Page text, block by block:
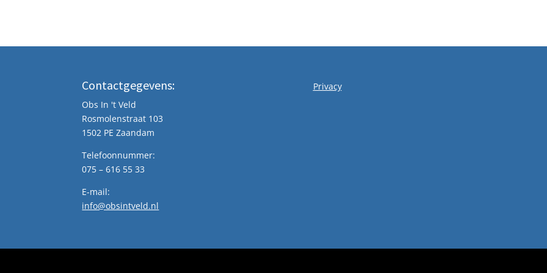
Contactgegevens:
Obs In 't Veld
Rosmolenstraat 103
1502 PE Zaandam
Telefoonnummer:
075 – 616 55 33
E-mail:
info@obsintveld.nl
Privacy